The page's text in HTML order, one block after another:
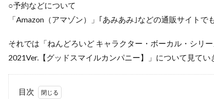
○予約などについて
「Amazon（アマゾン）」｢あみあみ｣などの通販サイトで
それでは「ねんどろいど キャラクター・ボーカル・シリ
2021Ver.【グッドスマイルカンパニー】」について見てい
目次